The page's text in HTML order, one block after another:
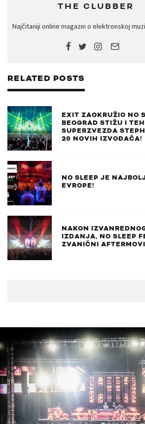
THE CLUBBER
Najčitaniji online magazin o elektronskoj
RELATED POSTS
EXIT ZAOKRUŽIO NO
BEOGRAD STIŽU I
SUPERZVEZDA
20 NOVIH IZVOĐAČA!
NO SLEEP JE
EVROPE!
NAKON
IZDANJA, NO SLEEP
ZVANIČNI